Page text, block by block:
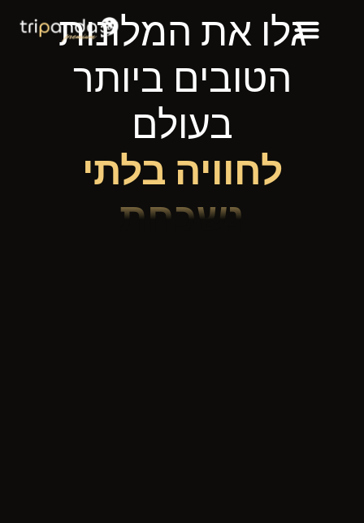
גלו את המלונות
הטובים ביותר
בעולם
לחוויה בלתי
נשכחת